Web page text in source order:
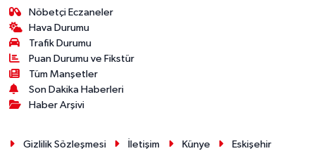
Nöbetçi Eczaneler
Hava Durumu
Trafik Durumu
Puan Durumu ve Fikstür
Tüm Manşetler
Son Dakika Haberleri
Haber Arşivi
Gizlilik Sözleşmesi İletişim Künye
Eskişehir